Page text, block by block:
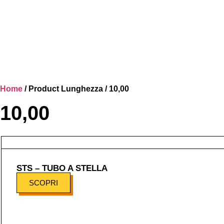
Home / Product Lunghezza / 10,00
10,00
STS – TUBO A STELLA
SCOPRI